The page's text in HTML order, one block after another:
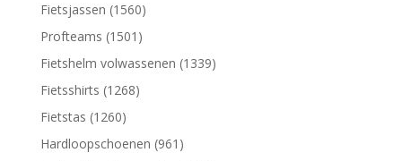
Fietsjassen (1560)
Profteams (1501)
Fietshelm volwassenen (1339)
Fietsshirts (1268)
Fietstas (1260)
Hardloopschoenen (961)